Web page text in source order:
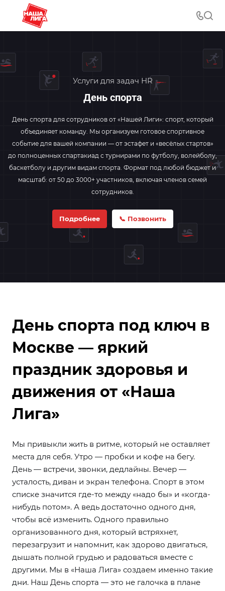
Услуги для задач HR
День спорта
День спорта для сотрудников от «Нашей Лиги»: спорт, который
объединяет команду. Мы организуем готовое спортивное
событие для вашей компании — от эстафет и «весёлых стартов»
до полноценных спартакиад с турнирами по футболу, волейболу,
баскетболу и другим видам спорта. Формат под любой бюджет и
масштаб: от 50 до 3000+ участников, включая членов семей
сотрудников.
Подробнее 📞 Позвонить
День спорта под ключ в
Москве — яркий
праздник здоровья и
движения от «Наша
Лига»
Мы привыкли жить в ритме, который не оставляет
места для себя. Утро — пробки и кофе на бегу.
День — встречи, звонки, дедлайны. Вечер —
усталость, диван и экран телефона. Спорт в этом
списке значится где-то между «надо бы» и «когда-
нибудь потом». А ведь достаточно одного дня,
чтобы всё изменить. Одного правильно
организованного дня, который встряхнет,
перезагрузит и напомнит, как здорово двигаться,
дышать полной грудью и радоваться вместе с
другими. Мы в «Наша Лига» создаем именно такие
дни. Наш День спорта — это не галочка в плане